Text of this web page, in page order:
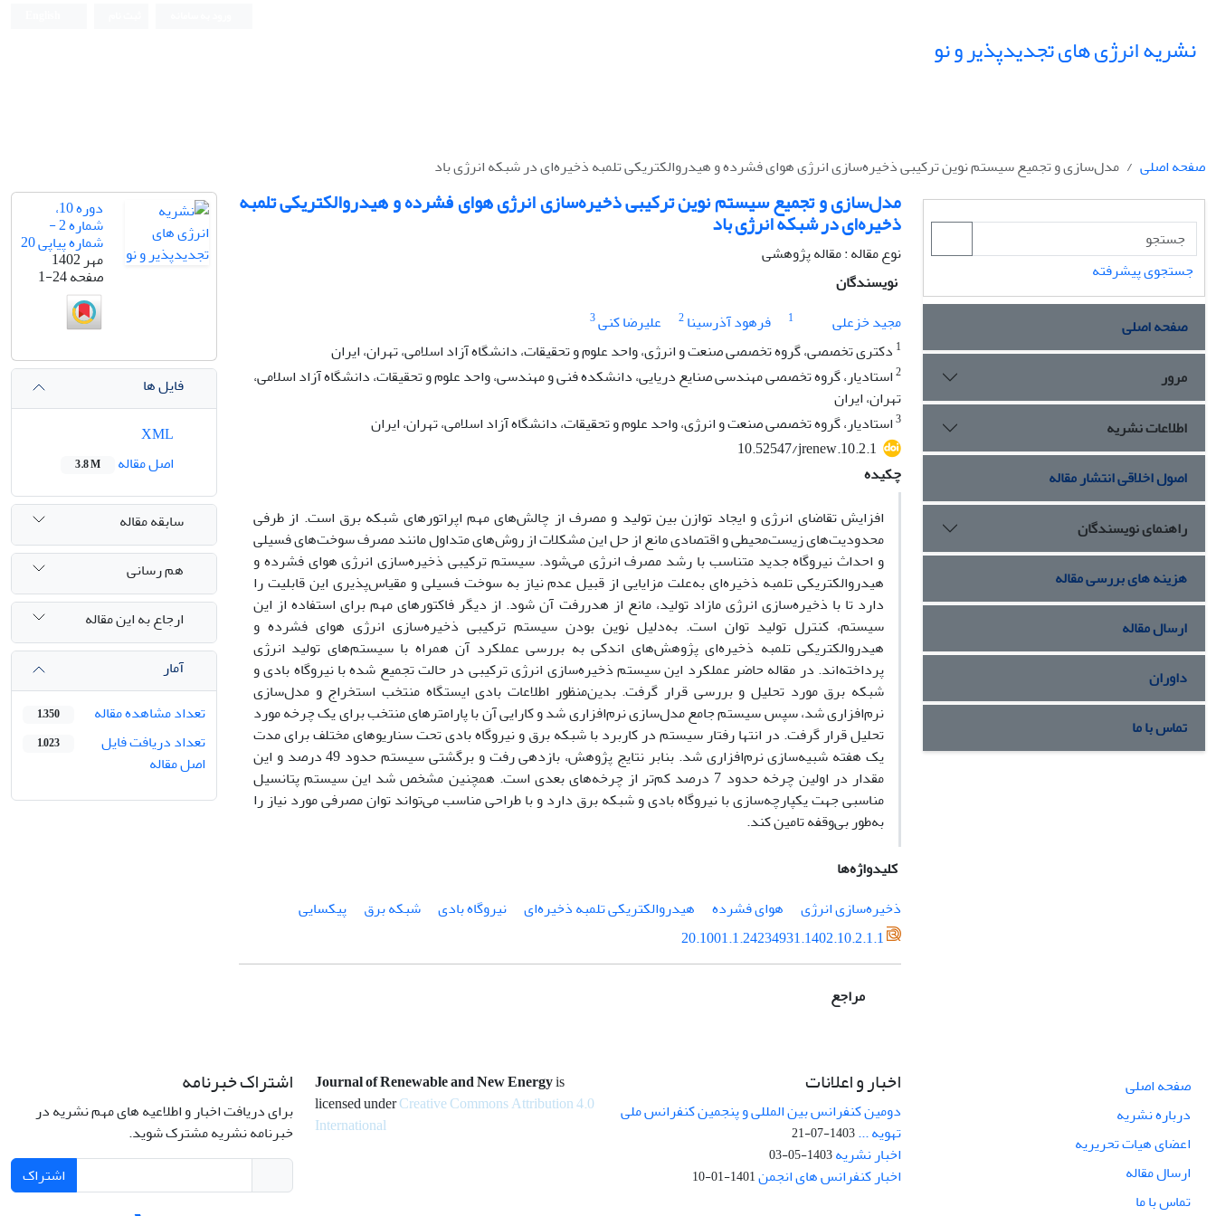
نشریه انرژی های تجدیدپذیر و نو
صفحه اصلی مدل‌سازی و تجمیع سیستم نوین ترکیبی ذخیره‌سازی انرژی هوای فشرده و هیدروالکتریکی تلمبه ذخیره‌ای در شبکه انرژی باد
مدل‌سازی و تجمیع سیستم نوین ترکیبی ذخیره‌سازی انرژی هوای فشرده و هیدروالکتریکی تلمبه
ذخیره‌ای در شبکه انرژی باد
نوع مقاله : مقاله پژوهشی
نویسندگان
مجید خزعلی
1 فرهود آذرسینا2 علیرضا کنی3
1 دکتری تخصصی، گروه تخصصی صنعت و انرژی، واحد علوم و تحقیقات، دانشگاه آزاد اسلامی، تهران، ایران
2استادیار، گروه تخصصی مهندسی صنایع دریایی، دانشکده فنی و مهندسی، واحد علوم و تحقیقات، دانشگاه آزاد اسلامی،
تهران، ایران
3استادیار، گروه تخصصی صنعت و انرژی، واحد علوم و تحقیقات، دانشگاه آزاد اسلامی، تهران، ایران
10.52547/jrenew.10.2.1
چکیده
افزایش تقاضای انرژی و ایجاد توازن بین تولید و مصرف از چالش‌های مهم اپراتورهای شبکه برق است. از طرفی
محدودیت‌های زیست‌محیطی و اقتصادی مانع از حل این مشکلات از روش‌های متداول مانند مصرف سوخت‌های فسیلی
و احداث نیروگاه جدید متناسب با رشد مصرف انرژی می‌شود. سیستم ترکیبی ذخیره‌سازی انرژی هوای فشرده و
هیدروالکتریکی تلمبه ذخیره‌ای به‌علت مزایایی از قبیل عدم نیاز به سوخت فسیلی و مقیاس‌پذیری این قابلیت را
دارد تا با ذخیره‌سازی انرژی مازاد تولید، مانع از هدررفت آن شود. از دیگر فاکتورهای مهم برای استفاده از این
سیستم، کنترل تولید توان است. به‌دلیل نوین بودن سیستم ترکیبی ذخیره‌سازی انرژی هوای فشرده و
هیدروالکتریکی تلمبه ذخیره‌ای پژوهش‌های اندکی به بررسی عملکرد آن همراه با سیستم‌های تولید انرژی
پرداخته‌اند. در مقاله حاضر عملکرد این سیستم ذخیره‌سازی انرژی ترکیبی در حالت تجمیع شده با نیروگاه بادی و
شبکه برق مورد تحلیل و بررسی قرار گرفت. بدین‌منظور اطلاعات بادی ایستگاه منتخب استخراج و مدل‌سازی
نرم‌افزاری شد، سپس سیستم جامع مدل‌سازی نرم‌افزاری شد و کارایی آن با پارامترهای منتخب برای یک چرخه مورد
تحلیل قرار گرفت. در انتها رفتار سیستم در کاربرد با شبکه برق و نیروگاه بادی تحت سناریوهای مختلف برای مدت
یک هفته شبیه‌سازی نرم‌افزاری شد. بنابر نتایج پژوهش، بازدهی رفت و برگشتی سیستم حدود 49 درصد و این
مقدار در اولین چرخه حدود 7 درصد کم‌تر از چرخه‌های بعدی است. همچنین مشخص شد این سیستم پتانسیل
مناسبی جهت یکپارچه‌سازی با نیروگاه بادی و شبکه برق دارد و با طراحی مناسب می‌تواند توان مصرفی مورد نیاز را
به‌طور بی‌وقفه تامین کند.
کلیدواژه‌ها
ذخیره‌سازی انرژی
هوای فشرده هیدروالکتریکی تلمبه ذخیره‌ای نیروگاه بادی شبکه برق
پیکسایی
20.1001.1.24234931.1402.10.2.1.1
مراجع
دوره 10،
شماره 2 -
شماره پیاپی 20
مهر 1402
صفحه1-24
فایل ها
اصل مقاله
3.8 M
سابقه مقاله
هم رسانی
ارجاع به این مقاله
آمار
تعداد مشاهده مقاله
1,350
تعداد دریافت فایل
اصل مقاله
1,023
جستجوی پیشرفته
صفحه اصلی
مرور
اطلاعات نشریه
اصول اخلاقی انتشار مقاله
راهنمای نویسندگان
هزینه های بررسی مقاله
ارسال مقاله
داوران
تماس با ما
صفحه اصلی
درباره نشریه
اعضای هیات تحریریه
ارسال مقاله
تماس با ما
اخبار و اعلانات
دومین کنفرانس بین المللی و پنجمین کنفرانس ملی
تهویه ...1403-07-21
اخبار نشریه1403-05-03
اخبار کنفرانس های انجمن1401-01-10
Journal of Renewable and New Energyis
licensed underCreative Commons Attribution 4.0
International
اشتراک خبرنامه
برای دریافت اخبار و اطلاعیه های مهم نشریه در
خبرنامه نشریه مشترک شوید.
اشتراک